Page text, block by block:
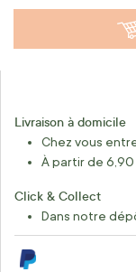
Livraison à domicile
Chez vous
À partir de
Click & Collect
Dans notre